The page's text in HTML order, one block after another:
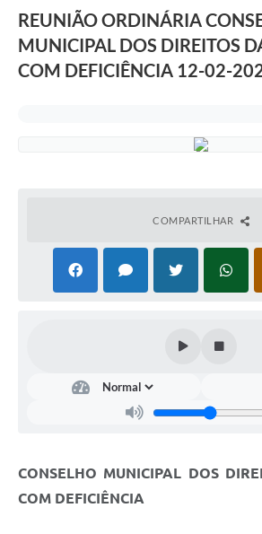
REUNIÃO ORDINÁRIA
MUNICIPAL DOS DIREITOS
COM DEFICIÊNCIA 12-02-
COMPARTILHAR
CONSELHO MUNICIPAL DOS
COM DEFICIÊNCIA